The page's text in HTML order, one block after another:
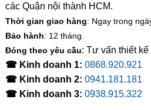
các Quận nội thành HCM.
Thời gian giao hàng: Ngay trong
Bảo hành: 12 tháng.
Đóng theo yêu cầu: Tư vấn thiết
☎ Kinh doanh 1: 0868.920.921
☎ Kinh doanh 2: 0941.181.181
☎ Kinh doanh 3: 0938.915.322